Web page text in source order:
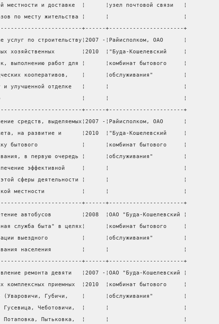
местности и доставке  ¦      ¦узел почтовой связи   ¦
по месту жительства ¦      ¦                      ¦
+------+----------------------+
услуг по строительству¦2007 -¦Райисполком, ОАО      ¦
хозяйственных        ¦2010  ¦"Буда-Кошелевский     ¦
выполнению работ для ¦      ¦комбинат бытового     ¦
кооперативов,    ¦      ¦обслуживания"         ¦
и улучшенной отделке   ¦      ¦                      ¦
¦      ¦                      ¦
+------+----------------------+
средств, выделяемых¦2007 -¦Райисполком, ОАО      ¦
на развитие и      ¦2010  ¦"Буда-Кошелевский     ¦
бытового             ¦      ¦комбинат бытового     ¦
в первую очередь ¦      ¦обслуживания"         ¦
эффективной     ¦      ¦                      ¦
этой сферы деятельности ¦      ¦                      ¦
местности           ¦      ¦                      ¦
+------+----------------------+
автобусов         ¦2008  ¦ОАО "Буда-Кошелевский ¦
служба быта" в целях¦      ¦комбинат бытового     ¦
выездного          ¦      ¦обслуживания"         ¦
населения         ¦      ¦                      ¦
+------+----------------------+
ремонта девяти   ¦2007 -¦ОАО "Буда-Кошелевский ¦
комплексных приемных  ¦2010  ¦комбинат бытового     ¦
(Уваровичи, Губичи,    ¦      ¦обслуживания"         ¦
Гусевица, Чеботовичи,  ¦      ¦                      ¦
Потаповка, Пытьковка,  ¦      ¦                      ¦